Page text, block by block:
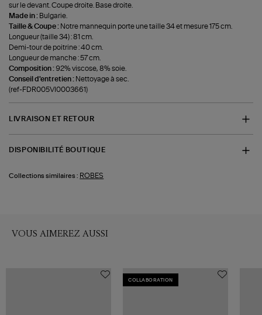
sur le devant. Coupe droite. Base droite.
Made in : Bulgarie.
Taille & Coupe : Notre mannequin porte une taille 34 et mesure 175 cm.
Longueur (taille 34) : 81 cm.
Demi-tour de poitrine : 40 cm.
Longueur de manche : 57 cm.
Composition : 92% viscose, 8% soie.
Conseil d'entretien : Nettoyage à sec.
(ref-FDR005VI0003661)
LIVRAISON ET RETOUR
DISPONIBILITÉ BOUTIQUE
Collections similaires : ROBES
VOUS AIMEREZ AUSSI
COLLABORATION